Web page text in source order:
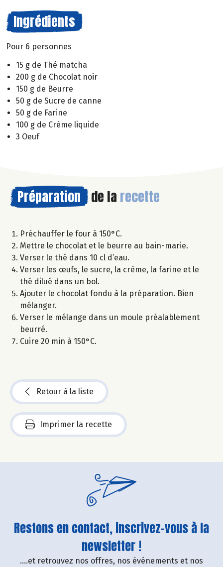
Ingrédients
Pour 6 personnes
15 g de Thé matcha
200 g de Chocolat noir
150 g de Beurre
50 g de Sucre de canne
50 g de Farine
100 g de Crème liquide
3 Oeuf
Préparation de la recette
Préchauffer le four à 150°C.
Mettre le chocolat et le beurre au bain-marie.
Verser le thé dans 10 cl d’eau.
Verser les œufs, le sucre, la crème, la farine et le
thé dilué dans un bol.
Ajouter le chocolat fondu à la préparation. Bien
mélanger.
Verser le mélange dans un moule préalablement
beurré.
Cuire 20 min à 150°C.
Retour à la liste
Imprimer la recette
Restons en contact, inscrivez-vous à la
newsletter !
....et retrouvez nos offres, nos événements et nos